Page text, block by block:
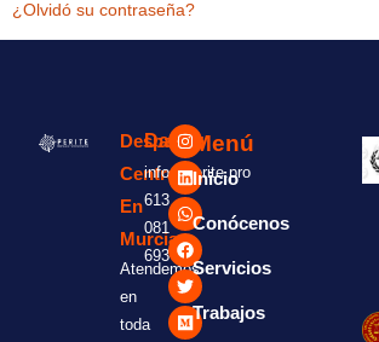
¿Olvidó su contraseña?
Despacho
Central
En
Murcia.
Atendemos
en
toda
Datos:
info@perite.pro
613
081
693
Menú
Inicio
Conócenos
Servicios
Trabajos